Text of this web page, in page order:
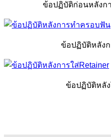
ข้อปฏิบัติก่อนหลังก
ข้อปฏิบัติหลัง
ข้อปฏิบัติหลัง